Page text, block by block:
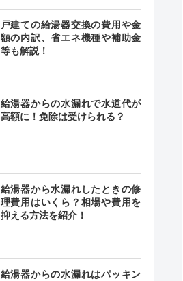
戸建ての給湯器交換の費用や金
額の内訳、省エネ機種や補助金
等も解説！
給湯器からの水漏れで水道代が
高額に！免除は受けられる？
給湯器から水漏れしたときの修
理費用はいくら？相場や費用を
抑える方法を紹介！
給湯器からの水漏れはパッキン